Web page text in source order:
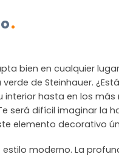
bien en cualquier
de Steinhauer.
hasta en los más
será difícil imaginar la
elemento decorativo
moderno. La